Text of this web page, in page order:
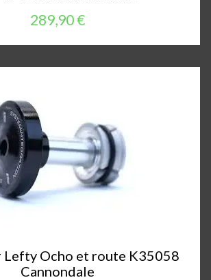
289,90 €
Lefty Ocho et route K35058
Cannondale